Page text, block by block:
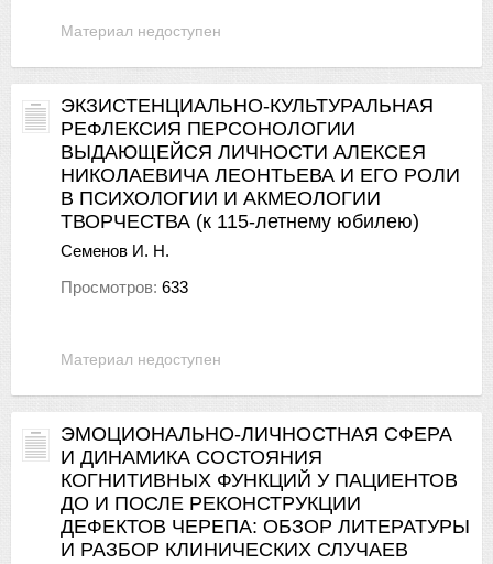
Материал недоступен
Материал недоступен
ЭКЗИСТЕНЦИАЛЬНО-КУЛЬТУРАЛЬНАЯ
РЕФЛЕКСИЯ ПЕРСОНОЛОГИИ
ВЫДАЮЩЕЙСЯ ЛИЧНОСТИ АЛЕКСЕЯ
НИКОЛАЕВИЧА ЛЕОНТЬЕВА И ЕГО РОЛИ
В ПСИХОЛОГИИ И АКМЕОЛОГИИ
ТВОРЧЕСТВА (к 115-летнему юбилею)
Семенов И. Н.
Просмотров: 633
ЭМОЦИОНАЛЬНО-ЛИЧНОСТНАЯ СФЕРА
И ДИНАМИКА СОСТОЯНИЯ
КОГНИТИВНЫХ ФУНКЦИЙ У ПАЦИЕНТОВ
ДО И ПОСЛЕ РЕКОНСТРУКЦИИ
ДЕФЕКТОВ ЧЕРЕПА: ОБЗОР ЛИТЕРАТУРЫ
И РАЗБОР КЛИНИЧЕСКИХ СЛУЧАЕВ